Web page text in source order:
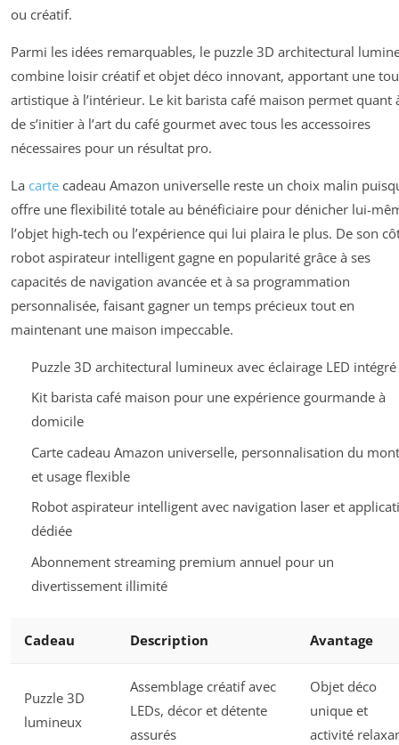
ou créatif.
Parmi les idées remarquables, le puzzle 3D architectural
combine loisir créatif et objet déco innovant, apportant une
artistique à l’intérieur. Le kit barista café maison permet quant
de s’initier à l’art du café gourmet avec tous les accessoires
nécessaires pour un résultat pro.
La carte cadeau Amazon universelle reste un choix malin
offre une flexibilité totale au bénéficiaire pour dénicher lui-
l’objet high-tech ou l’expérience qui lui plaira le plus. De son
robot aspirateur intelligent gagne en popularité grâce à ses
capacités de navigation avancée et à sa programmation
personnalisée, faisant gagner un temps précieux tout en
maintenant une maison impeccable.
Puzzle 3D architectural lumineux avec éclairage LED intégré
Kit barista café maison pour une expérience gourmande à
domicile
Carte cadeau Amazon universelle, personnalisation du
et usage flexible
Robot aspirateur intelligent avec navigation laser et
dédiée
Abonnement streaming premium annuel pour un
divertissement illimité
Cadeau Description Avantage
Puzzle 3D
lumineux
Assemblage créatif avec
LEDs, décor et détente
assurés
Objet déco
unique et
activité